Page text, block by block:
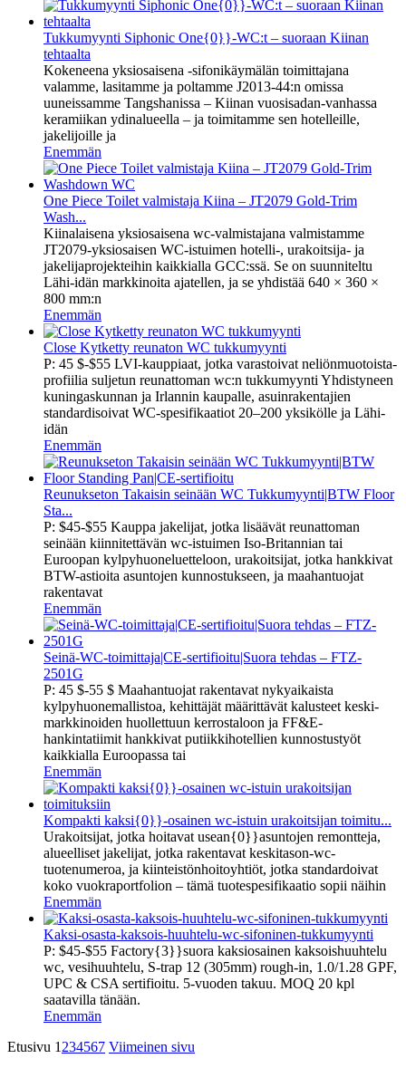
Tukkumyynti Siphonic One{0}}-WC:t – suoraan Kiinan
tehtaalta
Kokeneena yksiosaisena -sifonikäymälän toimittajana
valamme, lasitamme ja poltamme J2013-44:n omissa
uuneissamme Tangshanissa – Kiinan vuosisadan-vanhassa
keramiikan ydinalueella – ja toimitamme sen hotelleille,
jakelijoille ja
Enemmän
One Piece Toilet valmistaja Kiina – JT2079 Gold-Trim
Wash...
Kiinalaisena yksiosaisena wc-valmistajana valmistamme
JT2079-yksiosaisen WC-istuimen hotelli-, urakoitsija- ja
jakelijaprojekteihin kaikkialla GCC:ssä. Se on suunniteltu
Lähi-idän markkinoita ajatellen, ja se yhdistää 640 × 360 ×
800 mm:n
Enemmän
Close Kytketty reunaton WC tukkumyynti
P: 45 $-$55 LVI-kauppiaat, jotka varastoivat neliönmuotoista-
profiilia suljetun reunattoman wc:n tukkumyynti Yhdistyneen
kuningaskunnan ja Irlannin kaupalle, asuinrakentajien
standardisoivat WC-spesifikaatiot 20–200 yksikölle ja Lähi-
idän
Enemmän
Reunukseton Takaisin seinään WC Tukkumyynti|BTW Floor
Sta...
P: $45-$55 Kauppa jakelijat, jotka lisäävät reunattoman
seinään kiinnitettävän wc-istuimen Iso-Britannian tai
Euroopan kylpyhuoneluetteloon, urakoitsijat, jotka hankkivat
BTW-astioita asuntojen kunnostukseen, ja maahantuojat
rakentavat
Enemmän
Seinä-WC-toimittaja|CE-sertifioitu|Suora tehdas – FTZ-
2501G
P: 45 $-55 $ Maahantuojat rakentavat nykyaikaista
kylpyhuonemallistoa, kehittäjät määrittävät kalusteet keski-
markkinoiden huollettuun kerrostaloon ja FF&E-
hankintatiimit hankkivat putiikkihotellien kunnostustyöt
kaikkialla Euroopassa tai
Enemmän
Kompakti kaksi{0}}-osainen wc-istuin urakoitsijan toimitu...
Urakoitsijat, jotka hoitavat usean{0}}asuntojen remontteja,
alueelliset jakelijat, jotka rakentavat keskitason-wc-
tuotenumeroa, ja kiinteistönhoitoyhtiöt, jotka standardoivat
koko vuokraportfolion – tämä tuotespesifikaatio sopii näihin
Enemmän
Kaksi-osasta-kaksois-huuhtelu-wc-sifoninen-tukkumyynti
P: $45-$55 Factory{3}}suora kaksiosainen kaksoishuuhtelu
wc, vesihuuhtelu, S-trap 12 (305mm) rough-in, 1.0/1.28 GPF,
UPC & CSA sertifioitu. 5-vuoden takuu. MOQ 20 kpl
saatavilla tänään.
Enemmän
Etusivu 1 234567 Viimeinen sivu